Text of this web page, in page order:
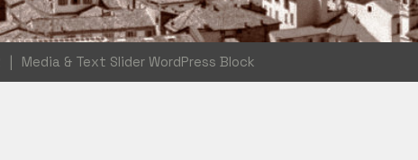
| Media & Text Slider WordPress Block